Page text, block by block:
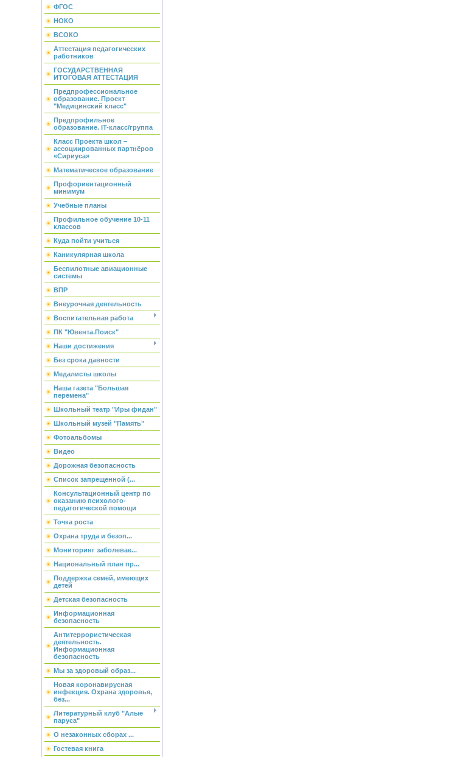
ФГОС
НОКО
ВСОКО
Аттестация педагогических
работников
ГОСУДАРСТВЕННАЯ
ИТОГОВАЯ АТТЕСТАЦИЯ
Предпрофессиональное
образование. Проект
"Медицинский класс"
Предпрофильное
образование. IT-класс/группа
Класс Проекта школ –
ассоциированных партнёров
«Сириуса»
Математическое образование
Профориентационный
минимум
Учебные планы
Профильное обучение 10-11
классов
Куда пойти учиться
Каникулярная школа
Беспилотные авиационные
системы
ВПР
Внеурочная деятельность
Воспитательная работа
ПК "Ювента.Поиск"
Наши достижения
Без срока давности
Медалисты школы
Наша газета "Большая
перемена"
Школьный театр "Иры фидан"
Школьный музей "Память"
Фотоальбомы
Видео
Дорожная безопасность
Список запрещенной (...
Консультационный центр по
оказанию психолого-
педагогической помощи
Точка роста
Охрана труда и безоп...
Мониторинг заболевае...
Национальный план пр...
Поддержка семей, имеющих
детей
Детская безопасность
Информационная
безопасность
Антитеррористическая
деятельность.
Информационная
безопасность
Мы за здоровый образ...
Новая коронавирусная
инфекция. Охрана здоровья,
без...
Литературный клуб "Алые
паруса"
О незаконных сборах ...
Гостевая книга